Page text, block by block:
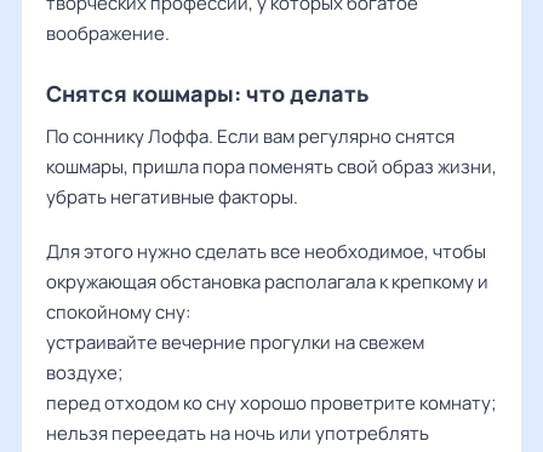
воображение.
Снятся кошмары: что делать
По соннику Лоффа. Если вам регулярно снятся
кошмары, пришла пора поменять свой образ жизни,
убрать негативные факторы.
Для этого нужно сделать все необходимое, чтобы
окружающая обстановка располагала к крепкому и
спокойному сну:
устраивайте вечерние прогулки на свежем
воздухе;
перед отходом ко сну хорошо проветрите комнату;
нельзя переедать на ночь или употреблять